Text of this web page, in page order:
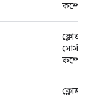
ক্লোজড
সোর্স
ক্লোজড